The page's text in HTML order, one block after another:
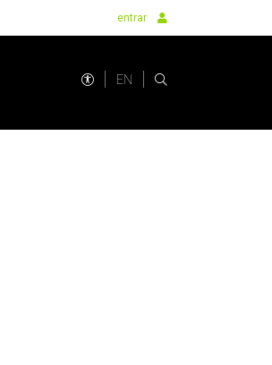
entrar
EN